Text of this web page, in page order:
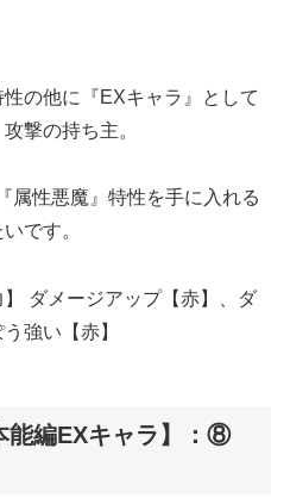
の他に『EXキャラ』として
撃の持ち主。
属性悪魔』特性を手に入れる
です。
】 ダメージアップ【赤】、ダ
強い【赤】
能編EXキャラ】：⑧